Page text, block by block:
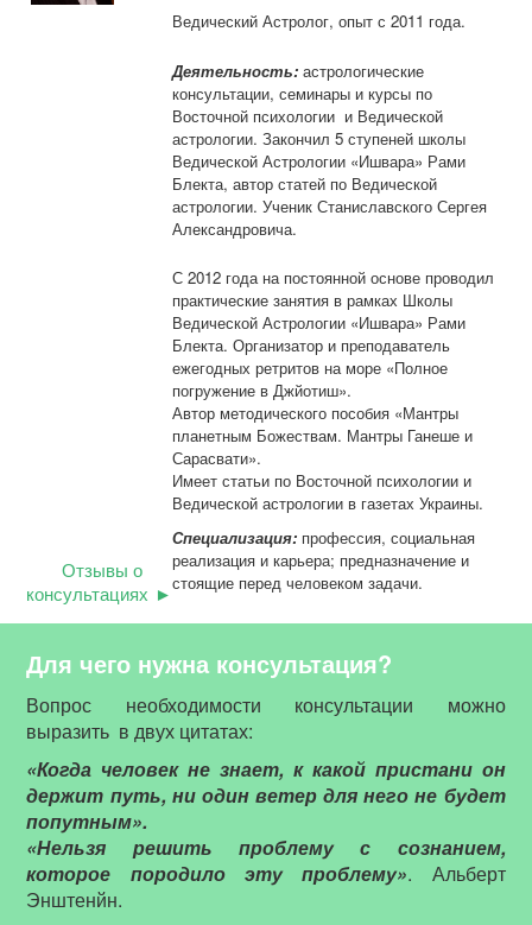
Ведический Астролог, опыт с 2011 года.
Деятельность: астрологические
консультации, семинары и курсы по
Восточной психологии и Ведической
астрологии. Закончил 5 ступеней школы
Ведической Астрологии «Ишвара» Рами
Блекта, автор статей по Ведической
астрологии. Ученик Станиславского Сергея
Александровича.
С 2012 года на постоянной основе проводил
практические занятия в рамках Школы
Ведической Астрологии «Ишвара» Рами
Блекта. Организатор и преподаватель
ежегодных ретритов на море «Полное
погружение в Джйотиш».
Автор методического пособия «Мантры
планетным Божествам. Мантры Ганеше и
Сарасвати».
Имеет статьи по Восточной психологии и
Ведической астрологии в газетах Украины.
Отзывы о
консультациях
Специализация: профессия, социальная
реализация и карьера; предназначение и
стоящие перед человеком задачи.
Для чего нужна консультация?
Вопрос необходимости консультации можно
выразить в двух цитатах:
«Когда человек не знает, к какой пристани он
держит путь, ни один ветер для него не будет
попутным».
«Нельзя решить проблему с сознанием,
которое породило эту проблему». Альберт
Энштенйн.